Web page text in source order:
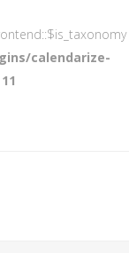
calendarize-
11